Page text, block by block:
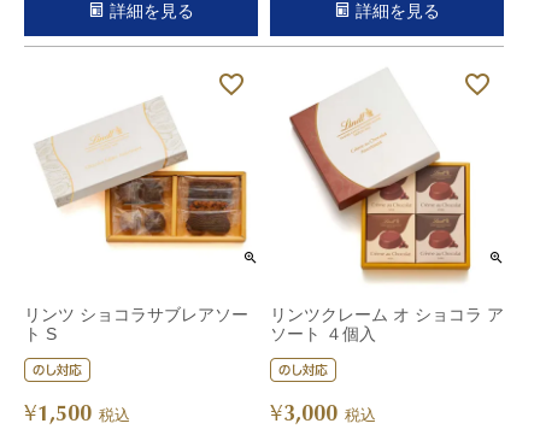
詳細を見る 詳細を見る
リンツ ショコラサブレアソー
ト S
¥1,500 税込
リンツクレーム オ ショコラ ア
ソート ４個入
¥3,000 税込